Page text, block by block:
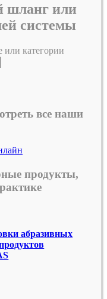
шланг или
системы
или категории
все наши
продукты,
абразивных